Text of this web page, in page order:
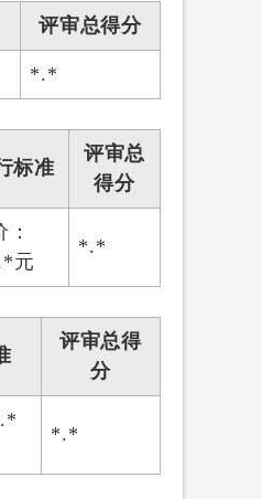
评审总得分
*.*
标准
评审总
得分
元
*.*
评审总得
分
*.*